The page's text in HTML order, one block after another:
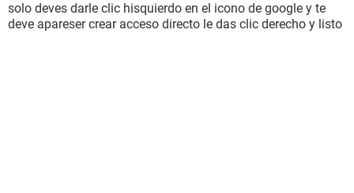
solo deves darle clic hisquierdo en el icono de google y te
deve apareser crear acceso directo le das clic derecho y listo